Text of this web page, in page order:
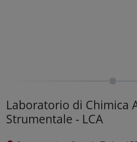
Laboratorio di Chimica
Strumentale - LCA